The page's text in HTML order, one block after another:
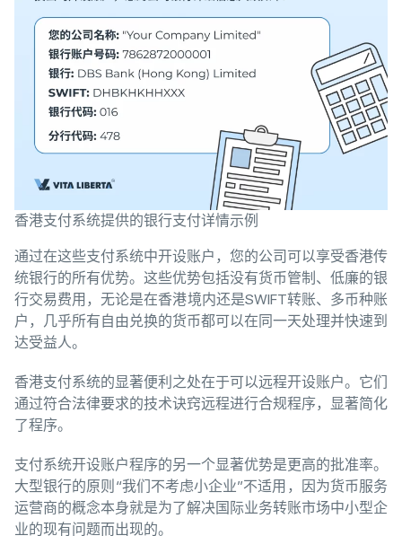
香港支付系统提供的银行支付详情示例
通过在这些支付系统中开设账户，您的公司可以享受香港传
统银行的所有优势。这些优势包括没有货币管制、低廉的银
行交易费用，无论是在香港境内还是SWIFT转账、多币种账
户，几乎所有自由兑换的货币都可以在同一天处理并快速到
达受益人。
香港支付系统的显著便利之处在于可以远程开设账户。它们
通过符合法律要求的技术诀窍远程进行合规程序，显著简化
了程序。
支付系统开设账户程序的另一个显著优势是更高的批准率。
大型银行的原则“我们不考虑小企业”不适用，因为货币服务
运营商的概念本身就是为了解决国际业务转账市场中小型企
业的现有问题而出现的。